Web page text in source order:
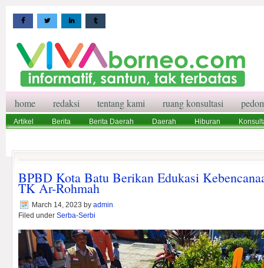
home redaksi tentang kami ruang konsultasi
Artikel Berita Berita Daerah Daerah Hiburan
BPBD Kota Batu Berikan Edukasi
TK Ar-Rohmah
March 14, 2023 by admin
Filed under Serba-Serbi